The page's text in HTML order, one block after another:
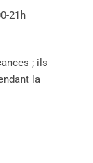
21h
; ils
la